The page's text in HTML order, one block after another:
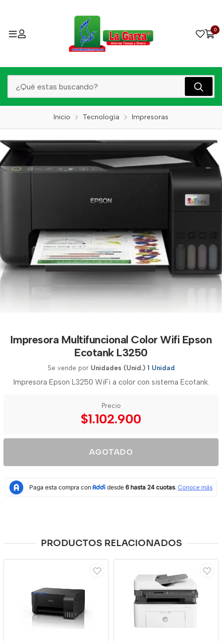
0
Inicio Tecnología Impresoras
Impresora Multifuncional Color Wifi Epson
Ecotank L3250
Se vende por Unidades (Unid.) 1 Unidad
Impresora Epson L3250 WiFi a color con sistema Ecotank.
Precio
$1.102.900
AGOTADO
PRODUCTOS RELACIONADOS